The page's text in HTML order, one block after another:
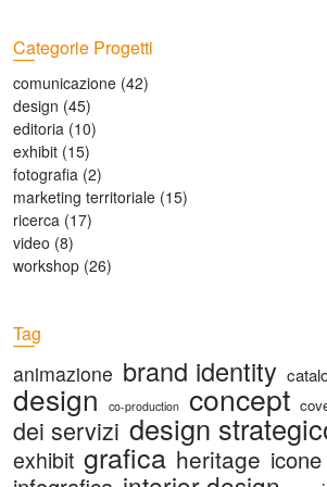
p
o
s
t
:
o
s
t
:
Categorie Progetti
comunicazione (42)
design (45)
editoria (10)
exhibit (15)
fotografia (2)
marketing territoriale (15)
ricerca (17)
video (8)
workshop (26)
Tag
animazione brand identity
design co-production concept
dei servizi design
exhibit grafica heritage icone